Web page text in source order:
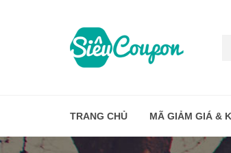
TRANG CHỦ MÃ GIẢM GIÁ &